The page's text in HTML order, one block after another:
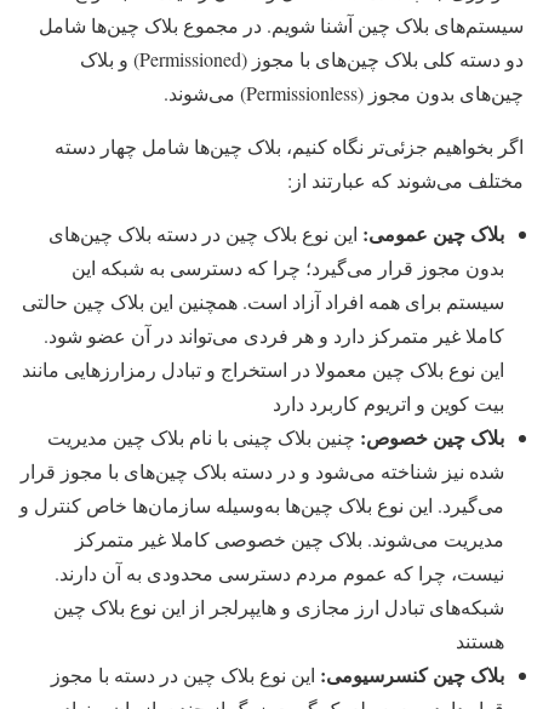
سیستم‌های بلاک چین آشنا شویم. در مجموع بلاک چین‌ها شامل
دو دسته کلی بلاک چین‌های با مجوز (Permissioned) و بلاک
چین‌های بدون مجوز (Permissionless) می‌شوند.
اگر بخواهیم جزئی‌تر نگاه کنیم، بلاک چین‌ها شامل چهار دسته
مختلف می‌شوند که عبارتند از:
بلاک چین عمومی: این نوع بلاک چین در دسته بلاک چین‌های
بدون مجوز قرار می‌گیرد؛ چرا که دسترسی به شبکه این
سیستم برای همه افراد آزاد است. همچنین این بلاک چین حالتی
کاملا غیر متمرکز دارد و هر فردی می‌تواند در آن عضو شود.
این نوع بلاک چین معمولا در استخراج و تبادل رمزارزهایی مانند
بیت کوین و اتریوم کاربرد دارد
بلاک چین خصوص: چنین بلاک چینی با نام بلاک چین مدیریت
شده نیز شناخته می‌شود و در دسته بلاک چین‌های با مجوز قرار
می‌گیرد. این نوع بلاک چین‌ها به‌وسیله سازمان‌ها خاص کنترل و
مدیریت می‌شوند. بلاک چین خصوصی کاملا غیر متمرکز
نیست، چرا که عموم مردم دسترسی محدودی به آن دارند.
شبکه‌های تبادل ارز مجازی و هایپرلجر از این نوع بلاک چین
هستند
بلاک چین کنسرسیومی: این نوع بلاک چین در دسته با مجوز